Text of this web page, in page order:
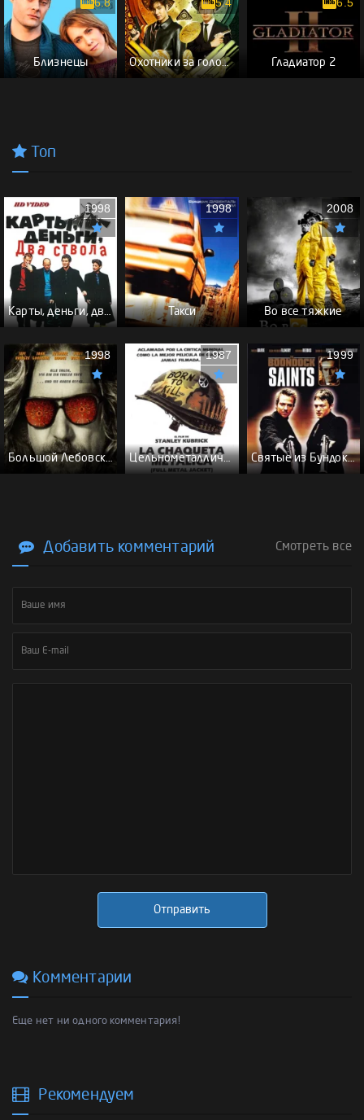
Близнецы
6.8
Охотники за головами
5.4
Гладиатор 2
6.5
Топ
Карты, деньги, два ствола - (Перевод Гоблина)
1998
Такси
1998
Во все тяжкие
2008
Большой Лебовски - (Перевод Гоблина)
1998
Цельнометаллическая оболочка - (Перевод Гоблина)
1987
Святые из Бундока \ Святые из трущоб - (Перевод Гоблина)
1999
Добавить комментарий Смотреть все
Отправить
Комментарии
Еще нет ни одного комментария!
Рекомендуем